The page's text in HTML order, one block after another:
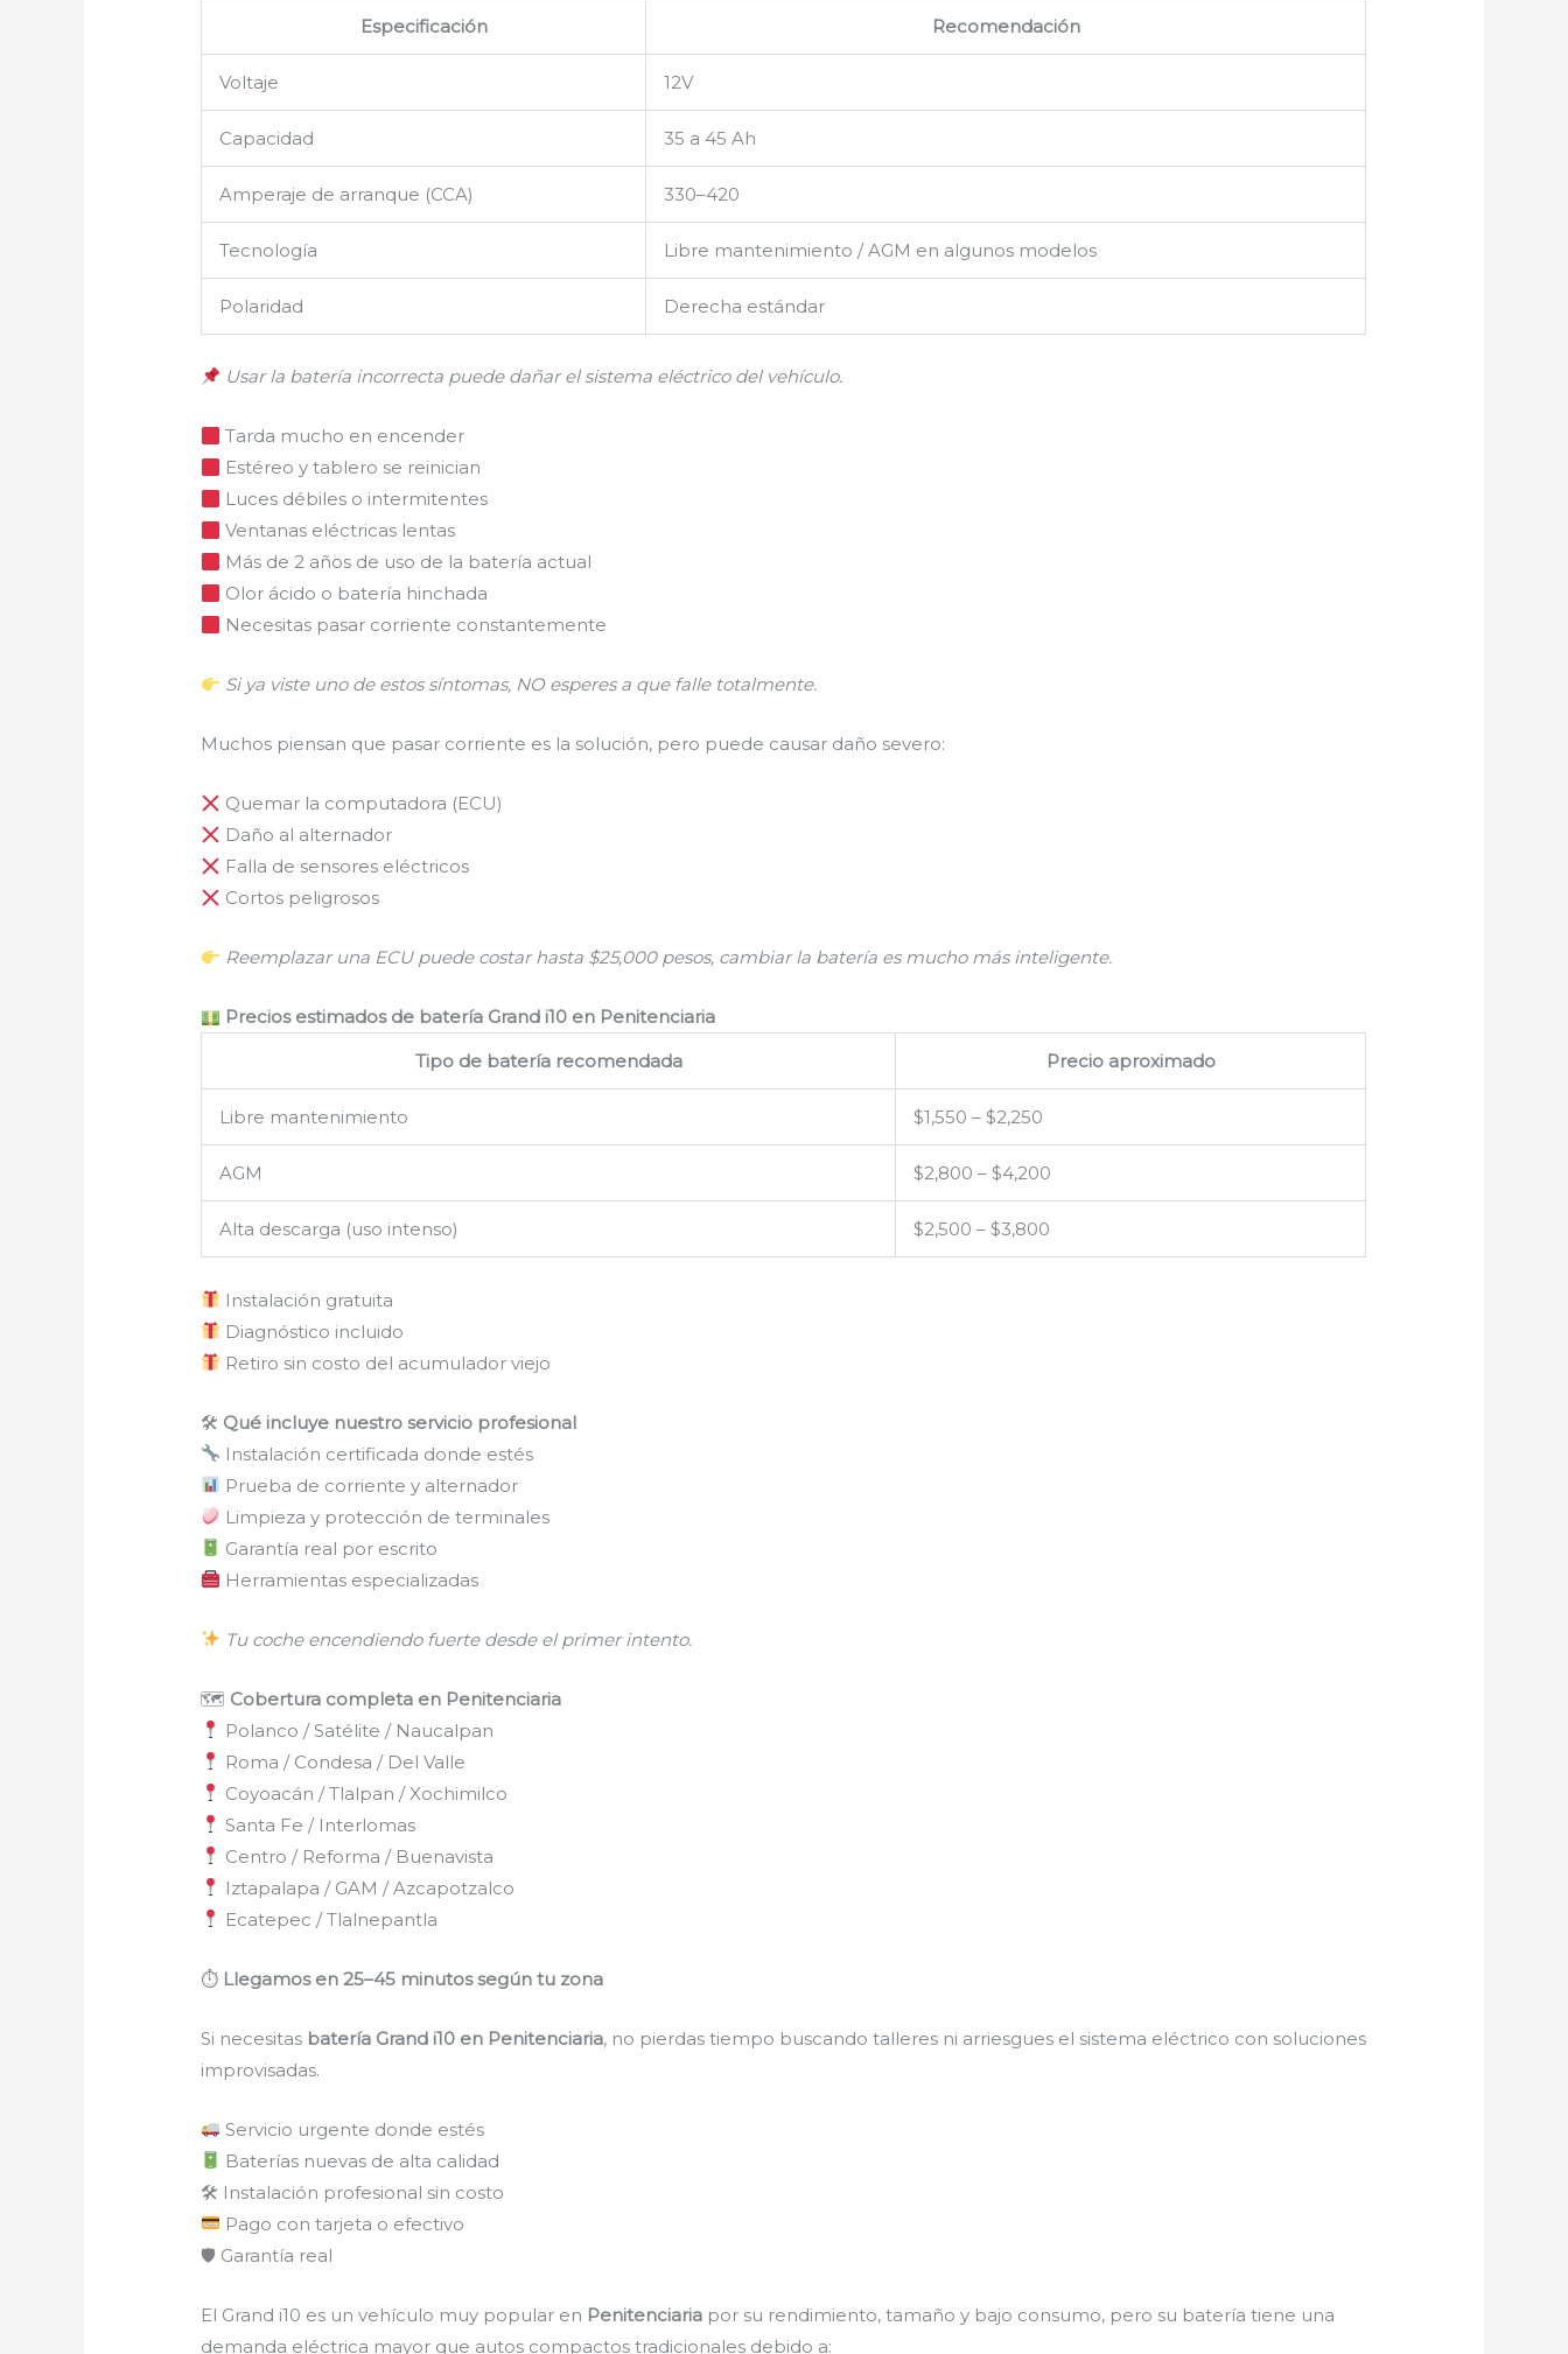
Especificación Recomendación
Voltaje 12V
Capacidad 35 a 45 Ah
Amperaje de arranque (CCA) 330–420
Tecnología Libre mantenimiento / AGM en algunos modelos
Polaridad Derecha estándar
Usar la batería incorrecta puede dañar el sistema eléctrico del vehículo.
Tarda mucho en encender
Estéreo y tablero se reinician
Luces débiles o intermitentes
Ventanas eléctricas lentas
Más de 2 años de uso de la batería actual
Olor ácido o batería hinchada
Necesitas pasar corriente constantemente
Si ya viste uno de estos síntomas, NO esperes a que falle totalmente.
Muchos piensan que pasar corriente es la solución, pero puede causar daño severo:
Quemar la computadora (ECU)
Daño al alternador
Falla de sensores eléctricos
Cortos peligrosos
Reemplazar una ECU puede costar hasta $25,000 pesos, cambiar la batería es mucho más inteligente.
Precios estimados de batería Grand i10 en Penitenciaria
Tipo de batería recomendada
Precio aproximado
Libre mantenimiento $1,550 – $2,250
AGM $2,800 – $4,200
Alta descarga (uso intenso) $2,500 – $3,800
Instalación gratuita
Diagnóstico incluido
Retiro sin costo del acumulador viejo
🛠 Qué incluye nuestro servicio profesional
Instalación certificada donde estés
Prueba de corriente y alternador
Limpieza y protección de terminales
Garantía real por escrito
Herramientas especializadas
Tu coche encendiendo fuerte desde el primer intento.
🗺 Cobertura completa en Penitenciaria
Polanco / Satélite / Naucalpan
Roma / Condesa / Del Valle
Coyoacán / Tlalpan / Xochimilco
Santa Fe / Interlomas
Centro / Reforma / Buenavista
Iztapalapa / GAM / Azcapotzalco
Ecatepec / Tlalnepantla
⏱ Llegamos en 25–45 minutos según tu zona
Si necesitas batería Grand i10 en Penitenciaria, no pierdas tiempo buscando talleres ni arriesgues el sistema eléctrico con soluciones
improvisadas.
Servicio urgente donde estés
Baterías nuevas de alta calidad
🛠 Instalación profesional sin costo
Pago con tarjeta o efectivo
🛡 Garantía real
El Grand i10 es un vehículo muy popular en Penitenciaria por su rendimiento, tamaño y bajo consumo, pero su batería tiene una
demanda eléctrica mayor que autos compactos tradicionales debido a: